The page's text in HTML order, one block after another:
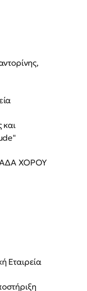
και
ΧΟΡΟΥ
Εταιρεία